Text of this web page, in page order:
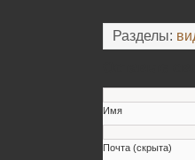
Разделы:
Имя
Почта (скрыта)